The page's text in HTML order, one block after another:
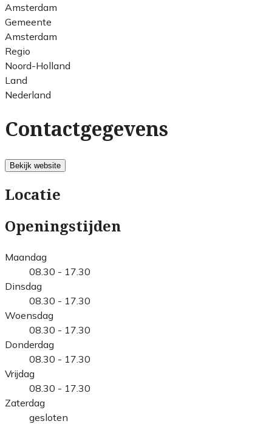
Amsterdam
Gemeente
Amsterdam
Regio
Noord-Holland
Land
Nederland
Contactgegevens
Bekijk website
Locatie
Openingstijden
Maandag
08.30 - 17.30
Dinsdag
08.30 - 17.30
Woensdag
08.30 - 17.30
Donderdag
08.30 - 17.30
Vrijdag
08.30 - 17.30
Zaterdag
gesloten